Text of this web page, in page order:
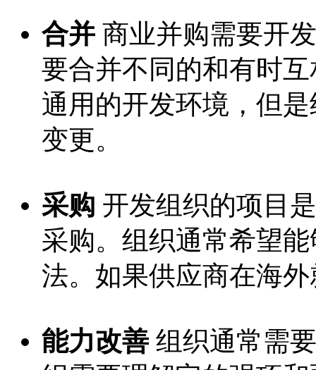
合并 商业并购需要开
要合并不同的和有时
通用的开发环境，但
变更。
采购 开发组织的项目
采购。组织通常希望
法。如果供应商在海
能力改善 组织通常需